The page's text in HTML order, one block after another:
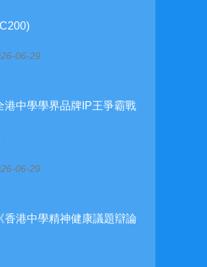
06-29
港中學學界品牌IP王爭霸戰
06-29
香港中學精神健康議題辯論